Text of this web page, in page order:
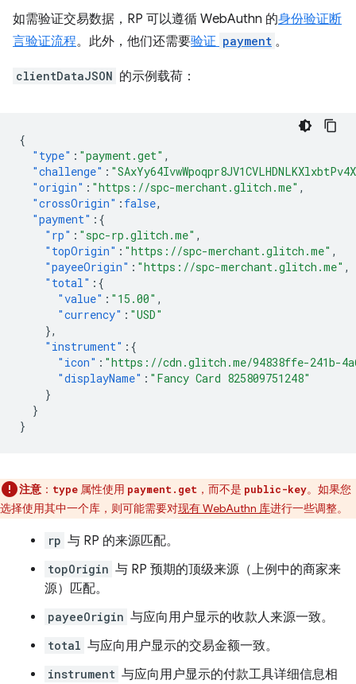
如需验证交易数据，RP 可以遵循 WebAuthn 的身份验证断
言验证流程。此外，他们还需要验证 payment 。
clientDataJSON 的示例载荷：
{
"type" : "payment.get" ,
"challenge" :
"origin" : "https://spc-merchant.glitch.me" ,
"crossOrigin" : false,
"payment" :{
"rp" : "spc-rp.glitch.me" ,
"topOrigin" : "https://spc-merchant.glitch.me" ,
"payeeOrigin" : "https://spc-merchant.glitch.me" ,
"total" :{
"value" : "15.00" ,
"currency" : "USD"
},
"instrument" :{
"icon" : "https://cdn.glitch.me/94838ffe-241b-
"displayName" : "Fancy Card 825809751248"
}
}
}
注意 ： type 属性使用 payment.get ，而不是 public-key。如果您
选择使用其中一个库，则可能需要对现有 WebAuthn 库进行一些调整。
rp 与 RP 的来源匹配。
topOrigin 与 RP 预期的顶级来源（上例中的商家来
源）匹配。
payeeOrigin 与应向用户显示的收款人来源一致。
total 与应向用户显示的交易金额一致。
instrument 与应向用户显示的付款工具详细信息相